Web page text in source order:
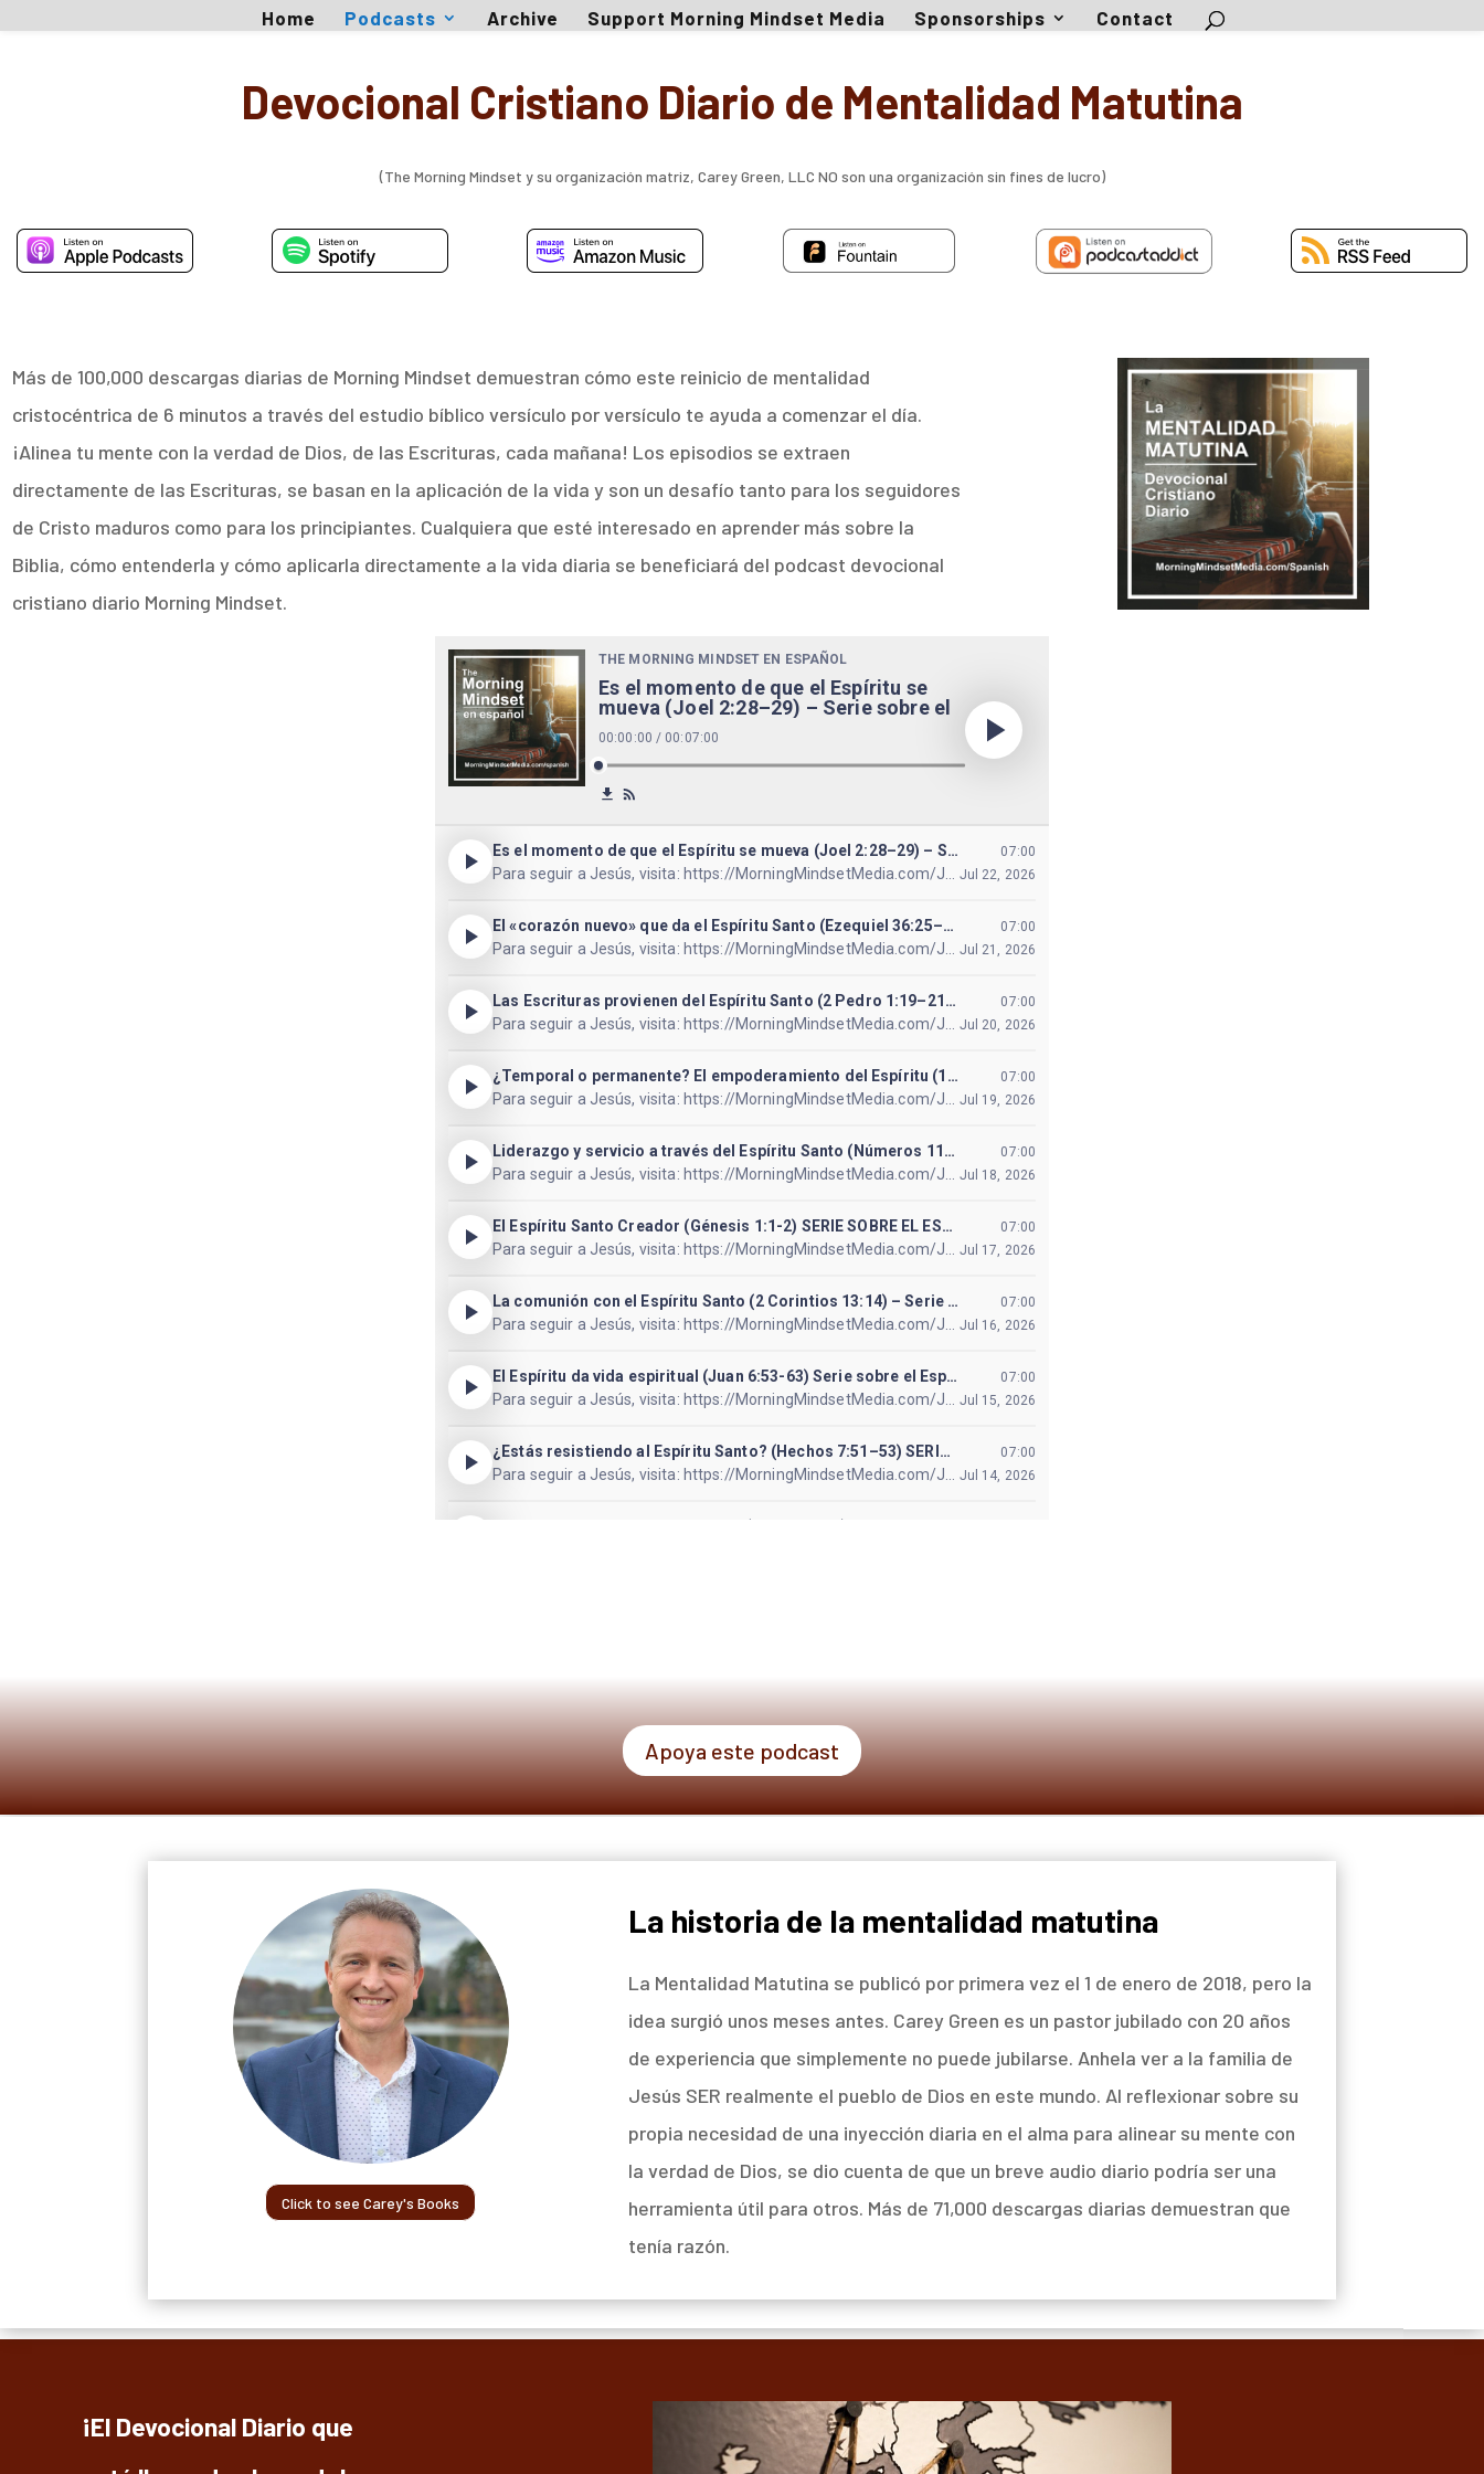
Home Podcasts Archive Support Morning Mindset Media Sponsorships Contact
Devocional Cristiano Diario de Mentalidad Matutina
(The Morning Mindset y su organización matriz, Carey Green, LLC NO son una organización sin fines de lucro)
Más de 100,000 descargas diarias de Morning Mindset demuestran cómo este reinicio de mentalidad
cristocéntrica de 6 minutos a través del estudio bíblico versículo por versículo te ayuda a comenzar el día.
¡Alinea tu mente con la verdad de Dios, de las Escrituras, cada mañana! Los episodios se extraen
directamente de las Escrituras, se basan en la aplicación de la vida y son un desafío tanto para los seguidores
de Cristo maduros como para los principiantes. Cualquiera que esté interesado en aprender más sobre la
Biblia, cómo entenderla y cómo aplicarla directamente a la vida diaria se beneficiará del podcast devocional
cristiano diario Morning Mindset.
Apoya este podcast
Click to see Carey's Books
La historia de la mentalidad matutina
La Mentalidad Matutina se publicó por primera vez el 1 de enero de 2018, pero la
idea surgió unos meses antes. Carey Green es un pastor jubilado con 20 años
de experiencia que simplemente no puede jubilarse. Anhela ver a la familia de
Jesús SER realmente el pueblo de Dios en este mundo. Al reflexionar sobre su
propia necesidad de una inyección diaria en el alma para alinear su mente con
la verdad de Dios, se dio cuenta de que un breve audio diario podría ser una
herramienta útil para otros. Más de 71,000 descargas diarias demuestran que
tenía razón.
¡El Devocional Diario que